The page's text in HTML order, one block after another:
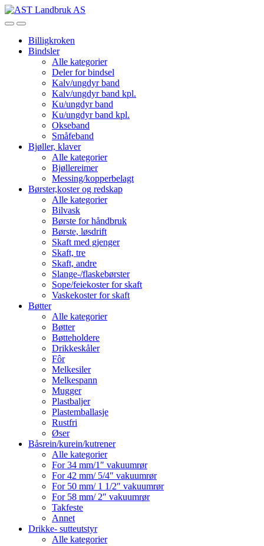
Skip
to
Skip
to
OpenClose
Billigkroken
Bindsler
Alle kategorier
Deler for bindsel
Kalv/ungdyr band
Kalv/ungdyr band kpl.
Ku/ungdyr band
Ku/ungdyr band kpl.
Okseband
Småfeband
Bjøller, klaver
Alle kategorier
Bjøllereimer
Messing/kopperbelagt
Børster,koster og redskap
Alle kategorier
Bilvask
Børste for håndbruk
Børste, løsdrift
Skaft med gjenger
Skaft, tre
Skaft, andre
Slange-/flaskebørster
Sope/feiekoster for skaft
Vaskekoster for skaft
Bøtter
Alle kategorier
Bøtter
Bøtteholdere
Drikkeskåler
Fôr
Melkesiler
Melkespann
Mugger
Plastbaljer
Plastemballasje
Rustfri
Øser
Båsrein/kurein/kutrener
Alle kategorier
For 34 mm/1″ vakuumrør
For 42 mm/ 5/4″ vakuumrør
For 50 mm/ 1 1/2″ vakuumrør
For 58 mm/ 2″ vakuumrør
Takfeste
Annet
Drikke- sutteutstyr
Alle kategorier